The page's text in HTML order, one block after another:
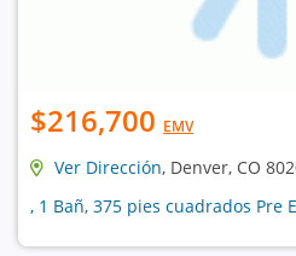
$216,700 EMV
Ver Dirección, Denver, CO
, 1 Bañ, 375 pies cuadrados Pre